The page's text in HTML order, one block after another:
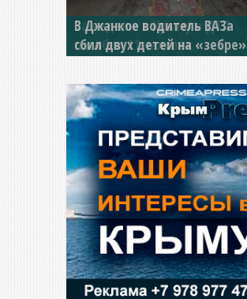
В Джанкое водитель ВАЗа
сбил двух детей на «зебре»